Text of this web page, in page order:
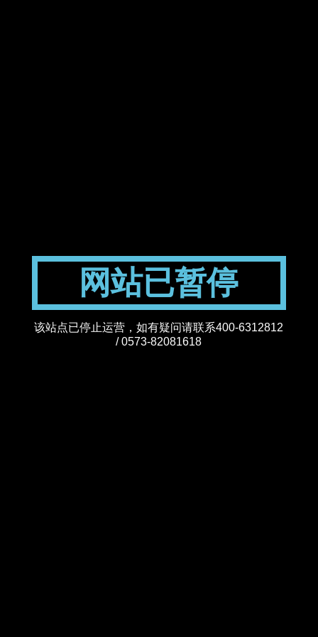
网站已暂停
该站点已停止运营，如有疑问请联系400-6312812
/ 0573-82081618